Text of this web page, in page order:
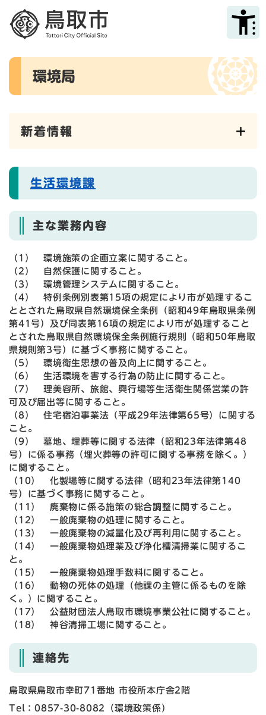
メニューを飛ばして本文へ
本
環境局
新着情報
生活環境課
主な業務内容
（1） 環境施策の企画立案に関すること。
（2） 自然保護に関すること。
（3） 環境管理システムに関すること。
（4） 特例条例別表第15項の規定により市が処理するこ
ととされた鳥取県自然環境保全条例（昭和49年鳥取県条例
第41号）及び同表第16項の規定により市が処理すること
とされた鳥取県自然環境保全条例施行規則（昭和50年鳥取
県規則第3号）に基づく事務に関すること。
（5） 環境衛生思想の普及向上に関すること。
（6） 生活環境を害する行為の防止に関すること。
（7） 理美容所、旅館、興行場等生活衛生関係営業の許
可及び届出等に関すること。
（8） 住宅宿泊事業法（平成29年法律第65号）に関する
こと。
（9） 墓地、埋葬等に関する法律（昭和23年法律第48
号）に係る事務（埋火葬等の許可に関する事務を除く。）
に関すること。
（10） 化製場等に関する法律（昭和23年法律第140
号）に基づく事務に関すること。
（11） 廃棄物に係る施策の総合調整に関すること。
（12） 一般廃棄物の処理に関すること。
（13） 一般廃棄物の減量化及び再利用に関すること。
（14） 一般廃棄物処理業及び浄化槽清掃業に関するこ
と。
（15） 一般廃棄物処理手数料に関すること。
（16） 動物の死体の処理（他課の主管に係るものを除
く。）に関すること。
（17） 公益財団法人鳥取市環境事業公社に関すること。
（18） 神谷清掃工場に関すること。
連絡先
鳥取県鳥取市幸町71番地 市役所本庁舎2階
Tel：0857-30-8082
（環境政策係）